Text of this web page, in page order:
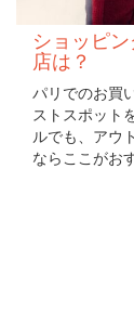
ショッピ
店は？
パリでのお買
ストスポット
ルでも、アウ
ならここがお